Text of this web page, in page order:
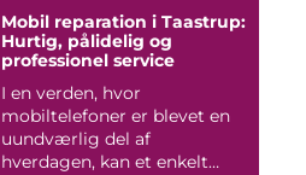
Mobil reparation i Taastrup:
Hurtig, pålidelig og
professionel service
I en verden, hvor
mobiltelefoner er blevet en
uundværlig del af
hverdagen, kan et enkelt